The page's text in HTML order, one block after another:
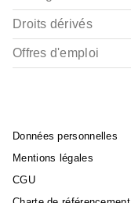
Droits dérivés
Offres d'emploi
Données personnelles
Mentions légales
CGU